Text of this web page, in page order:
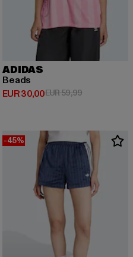
74,99
ADIDAS
Beads
EUR 30,00
Derzeitiger Preis: EUR 30,00
EUR 59,99Aktionspreis:
-45%